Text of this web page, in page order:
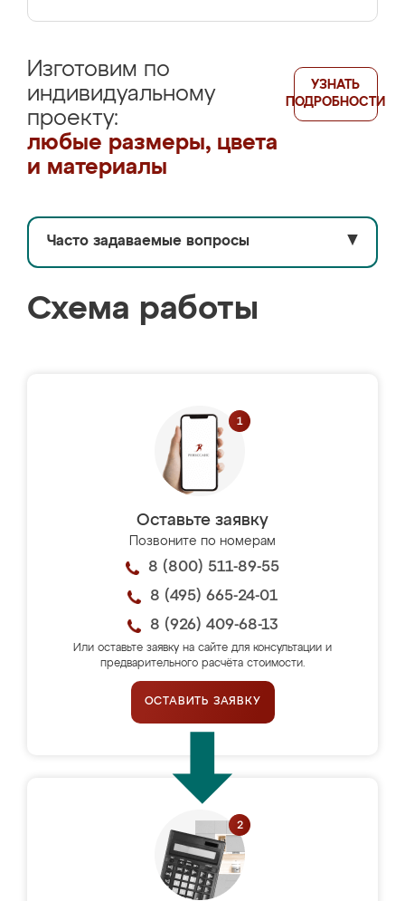
Изготовим по
индивидуальному
проекту:
любые размеры, цвета
и материалы
УЗНАТЬ
ПОДРОБНОСТИ
Часто задаваемые вопросы ▼
Схема работы
Оставьте заявку
Позвоните по номерам
8 (800) 511-89-55
8 (495) 665-24-01
8 (926) 409-68-13
Или оставьте заявку на сайте для консультации и
предварительного расчёта стоимости.
ОСТАВИТЬ ЗАЯВКУ